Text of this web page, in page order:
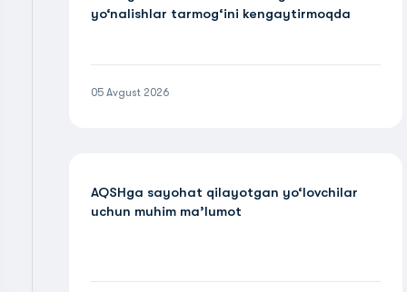
yo‘nalishlar tarmog‘ini kengaytirmoqda
05 Avgust 2026
AQSHga sayohat qilayotgan yo‘lovchilar
uchun muhim ma’lumot